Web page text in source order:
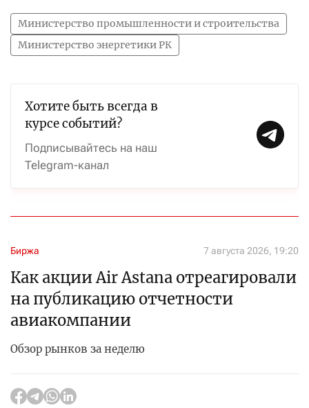
Министерство промышленности и строительства
Министерство энергетики РК
Хотите быть всегда в
курсе событий?
Подписывайтесь на наш
Telegram-канал
Биржа 7 августа 2026, 19:20
Как акции Air Astana отреагировали
на публикацию отчетности
авиакомпании
Обзор рынков за неделю